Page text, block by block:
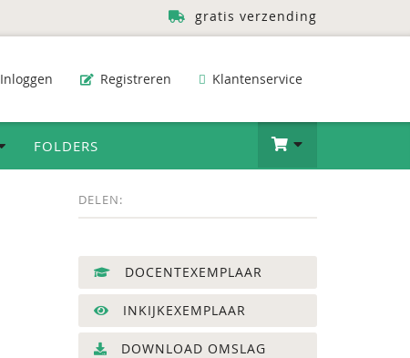
gratis verzending
Inloggen Registreren Klantenservice
FOLDERS
DELEN:
DOCENTEXEMPLAAR
INKIJKEXEMPLAAR
DOWNLOAD OMSLAG